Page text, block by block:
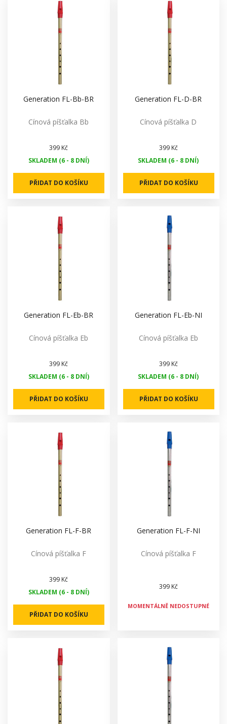
Generation FL-Bb-BR
Cínová píšťalka Bb
399 Kč
SKLADEM (6 - 8 DNÍ)
PŘIDAT DO KOŠÍKU
Generation FL-D-BR
Cínová píšťalka D
399 Kč
SKLADEM (6 - 8 DNÍ)
PŘIDAT DO KOŠÍKU
Generation FL-Eb-BR
Cínová píšťalka Eb
399 Kč
SKLADEM (6 - 8 DNÍ)
PŘIDAT DO KOŠÍKU
Generation FL-Eb-NI
Cínová píšťalka Eb
399 Kč
SKLADEM (6 - 8 DNÍ)
PŘIDAT DO KOŠÍKU
Generation FL-F-BR
Cínová píšťalka F
399 Kč
SKLADEM (6 - 8 DNÍ)
PŘIDAT DO KOŠÍKU
Generation FL-F-NI
Cínová píšťalka F
399 Kč
MOMENTÁLNĚ NEDOSTUPNÉ